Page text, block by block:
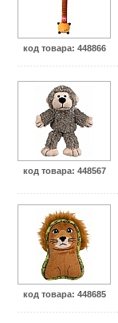
код товара: 448866
код товара: 448567
код товара: 448685